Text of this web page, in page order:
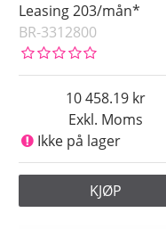
Leasing 203/mån*
BR-3312800
Exkl. Moms
10 458.19
Ikke på lager
KJØP